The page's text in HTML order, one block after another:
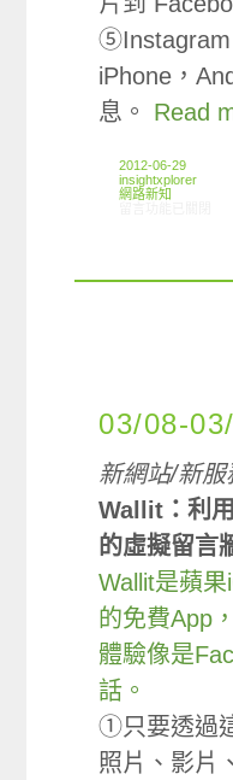
⑤Instagram
iPhone，
息。 Read
2012-06-29
insightxplorer
網路新知
03/08-
新網站/新
Wallit：利
的虛擬留言
Wallit是蘋
的免費App
體驗像是
話。
①只要透過
照片、影片